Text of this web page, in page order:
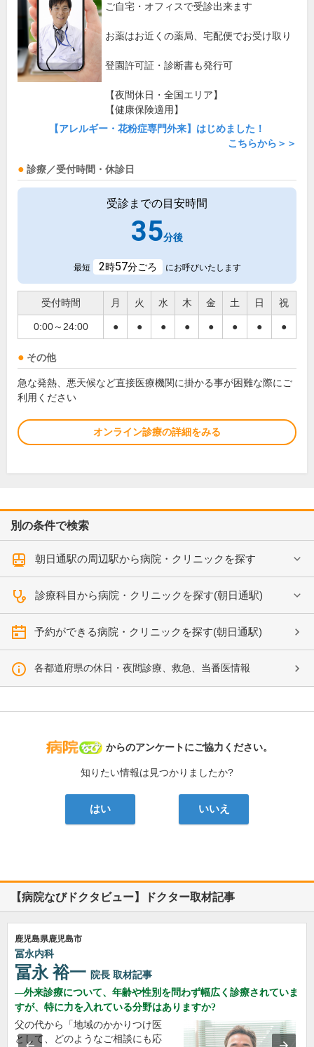
ご自宅・オフィスで受診出来ます
お薬はお近くの薬局、宅配便でお受け取り
登園許可証・診断書も発行可
【夜間休日・全国エリア】
【健康保険適用】
【アレルギー・花粉症専門外来】はじめました！
こちらから＞＞
診療／受付時間・休診日
受診までの目安時間
35分後
最短 2時57分ごろ にお呼びいたします
受付時間 月 火 水 木 金 土 日 祝
0:00～24:00 ● ● ● ● ● ● ● ●
その他
急な発熱、悪天候など直接医療機関に掛かる事が困難な際にご
利用ください
オンライン診療の詳細をみる
別の条件で検索
朝日通駅の周辺駅から病院・クリニックを探す
診療科目から病院・クリニックを探す(朝日通駅)
予約ができる病院・クリニックを探す(朝日通駅)
各都道府県の休日・夜間診療、救急、当番医情報
病院なび
からのアンケートにご協力ください。
知りたい情報は見つかりましたか?
はい いいえ
【病院なびドクタビュー】ドクター取材記事
鹿児島県鹿児島市
冨永内科
冨永 裕一 院長 取材記事
外来診療について、年齢や性別を問わず幅広く診療されていま
すが、特に力を入れている分野はありますか?
父の代から「地域のかかりつけ医
として、どのようなご相談にも応